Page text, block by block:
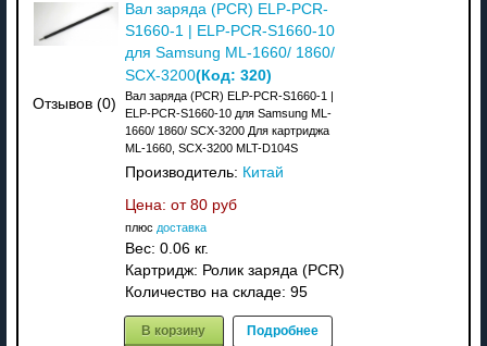
Отзывов (0)
Вал заряда (PCR) ELP-PCR-
S1660-1 | ELP-PCR-S1660-10
для Samsung ML-1660/ 1860/
SCX-3200(Код: 320)
Вал заряда (PCR) ELP-PCR-S1660-1 |
ELP-PCR-S1660-10 для Samsung ML-
1660/ 1860/ SCX-3200 Для картриджа
ML-1660, SCX-3200 MLT-D104S
Производитель: Китай
Цена: от 80 руб
плюс доставка
Вес: 0.06 кг.
Картридж: Ролик заряда (PCR)
Количество на складе: 95
В корзину Подробнее